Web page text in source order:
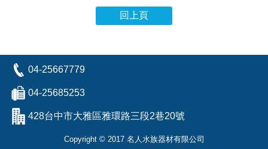
回上頁
04-25667779
04-25685253
428台中市大雅區雅環路三段2巷20號
Copyright © 2017 名人水族器材有限公司